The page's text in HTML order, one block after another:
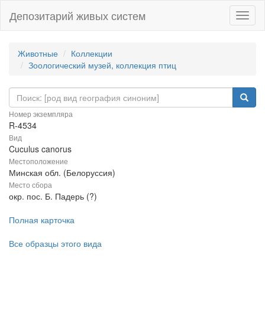
Депозитарий живых систем
Животные
Коллекции
Зоологический музей, коллекция птиц
Номер экземпляра
R-4534
Вид
Cuculus canorus
Местоположение
Минская обл. (Белоруссия)
Место сбора
окр. пос. Б. Падерь (?)
Полная карточка
Все образцы этого вида